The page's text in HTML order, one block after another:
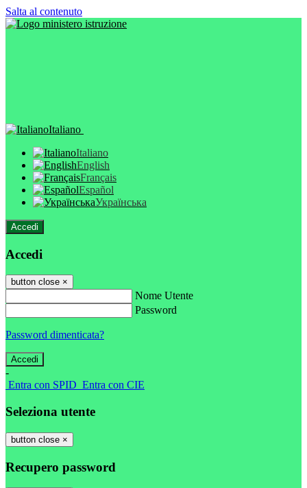
Salta al contenuto
Italiano
Italiano
English
Français
Español
Українська
Accedi
Accedi
button close ×
Nome Utente
Password
Password dimenticata?
-
Entra con SPID Entra con CIE
Seleziona utente
button close ×
Recupero password